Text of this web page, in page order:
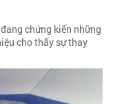
chứng kiến những
cho thấy sự thay